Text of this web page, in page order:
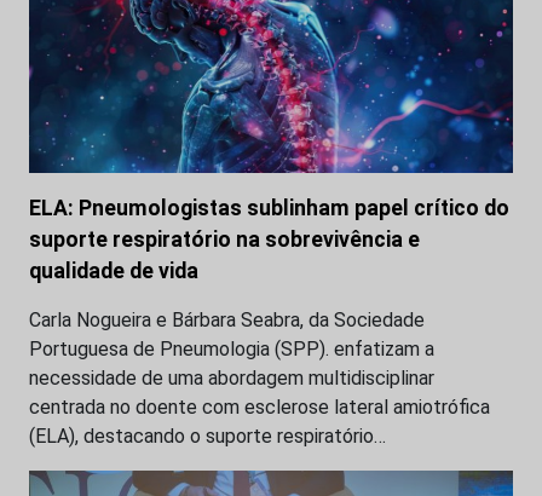
ELA: Pneumologistas sublinham papel crítico do
suporte respiratório na sobrevivência e
qualidade de vida
Carla Nogueira e Bárbara Seabra, da Sociedade
Portuguesa de Pneumologia (SPP). enfatizam a
necessidade de uma abordagem multidisciplinar
centrada no doente com esclerose lateral amiotrófica
(ELA), destacando o suporte respiratório…